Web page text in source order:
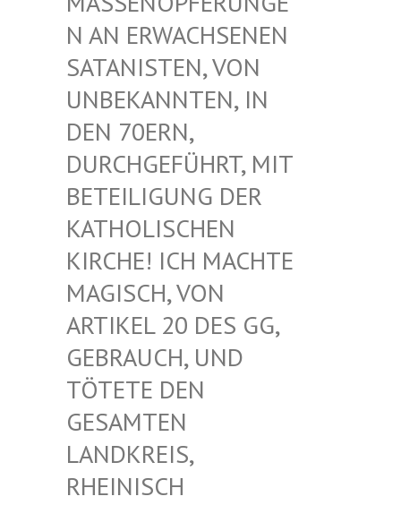
AN ERWACHSENEN S
ATANISTEN, VON U
NBEKANNTEN, IN D
EN 70ERN, D
URCHGEFÜHRT, MIT B
ETEILIGUNG DER K
ATHOLISCHEN K
IRCHE! ICH MACHTE M
AGISCH, VON A
RTIKEL 20 DES GG, G
EBRAUCH, UND T
ÖTETE DEN G
ESAMTEN L
ANDKREIS, R
HEINISCH B